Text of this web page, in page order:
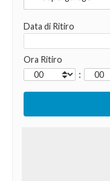
Data di Ritiro
Ora Ritiro
: